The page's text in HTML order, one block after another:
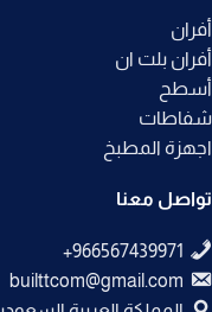
أفران
أفران بلت ان
أسطح
شفاطات
اجهزة المطبخ
تواصل معنا
builttcom@gmail.com